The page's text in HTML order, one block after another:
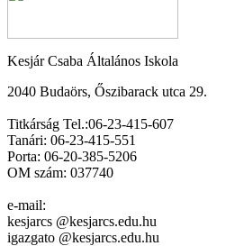
Kesjár Csaba Általános Iskola
2040 Budaörs, Őszibarack utca 29.
Titkárság Tel.:06-23-415-607
Tanári: 06-23-415-551
Porta: 06-20-385-5206
OM szám: 037740
e-mail:
kesjarcs @kesjarcs.edu.hu
igazgato @kesjarcs.edu.hu